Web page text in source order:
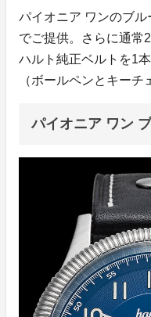
パイオニア ワンのブ
でご提供。さらに通常
ハルト純正ベルトを1
（ボールペンとキーチ
パイオニア ワン